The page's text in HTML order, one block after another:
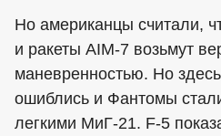
Но американцы считали,
и ракеты AIM-7 возьмут
маневренностью. Но
ошиблись и Фантомы
легкими МиГ-21. F-5